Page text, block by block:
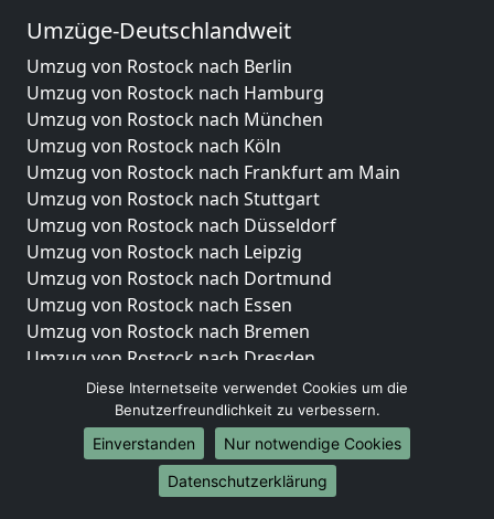
Umzüge-Deutschlandweit
Umzug von Rostock nach Berlin
Umzug von Rostock nach Hamburg
Umzug von Rostock nach München
Umzug von Rostock nach Köln
Umzug von Rostock nach Frankfurt am Main
Umzug von Rostock nach Stuttgart
Umzug von Rostock nach Düsseldorf
Umzug von Rostock nach Leipzig
Umzug von Rostock nach Dortmund
Umzug von Rostock nach Essen
Umzug von Rostock nach Bremen
Umzug von Rostock nach Dresden
Umzug von Rostock nach Hannover
Umzug von Rostock nach Nürnberg
Umzug von Rostock nach Duisburg
Umzug von Rostock nach Bochum
Umzug von Rostock nach Wuppertal
Diese Internetseite verwendet Cookies um die
Benutzerfreundlichkeit zu verbessern.
Einverstanden
Nur notwendige Cookies
Datenschutzerklärung